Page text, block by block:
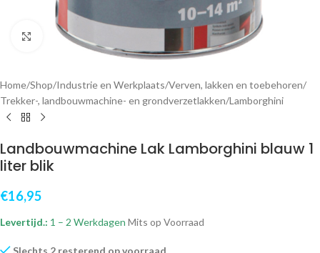
Klik om te vergroten
Home/Shop/Industrie en Werkplaats/Verven, lakken en toebehoren/
Trekker-, landbouwmachine- en grondverzetlakken/Lamborghini
Landbouwmachine Lak Lamborghini blauw 1
liter blik
€16,95
Levertijd.: 1 – 2 Werkdagen Mits op Voorraad
Slechts 2 resterend op voorraad